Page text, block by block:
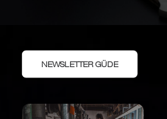
NEWSLETTER GÜDE